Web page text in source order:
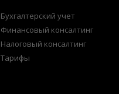
Бухгалтерский учет
Финансовый консалтинг
Налоговый консалтинг
Тарифы